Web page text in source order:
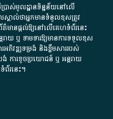
រាស់មូលដ្ឋានទិន្នន័យនៅលើ
គាល់ថាអ្នកមានទំនួលខុសត្រូវ
មានផ្តល់ឱ្យនៅលើគេហទំព័រនេះ
ាយ ឬ ទាមទារ​ឱ្យមានការទទួលខុស​
អភិវឌ្ឍទម្រង់ និងខ្លឹមសាររបស់
ង់ ការខូចប្រយោជន៍ ឬ អន្តរាយ
ព័រនេះ។